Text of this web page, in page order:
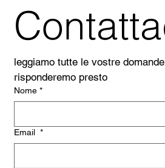
leggiamo tutte le vostre
risponderemo presto
Nome *
Email *